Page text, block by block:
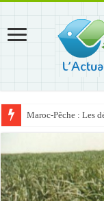
Maroc-Pêche : Les